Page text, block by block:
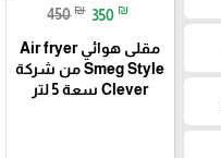
450 ₪ 350 ₪
مقلى هوائي Air fryer
Smeg Style من شركة
Clever سعة 5 لتر